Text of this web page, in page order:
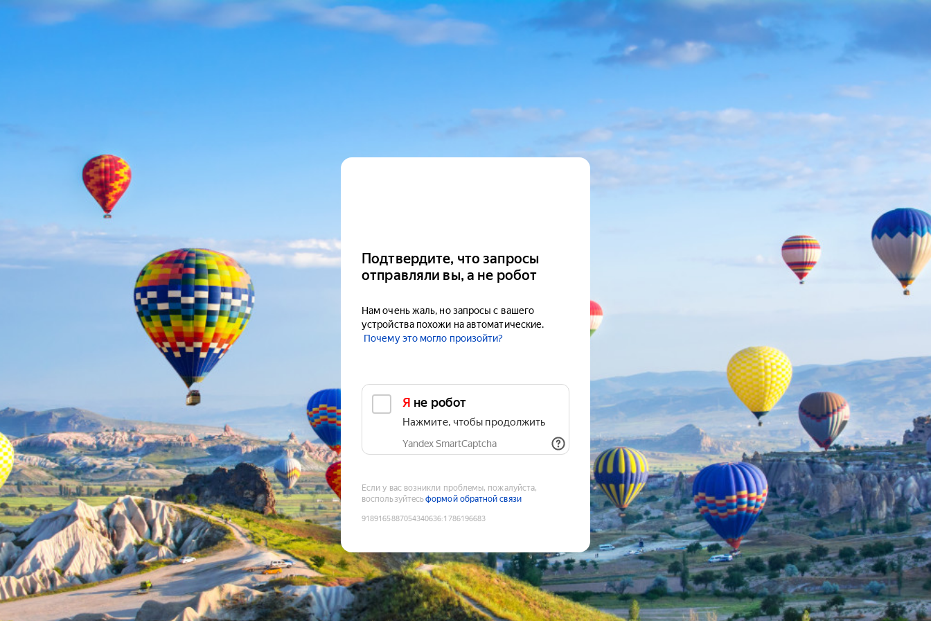
Подтвердите, что запросы
отправляли вы, а не робот
Нам очень жаль, но запросы с вашего
устройства похожи на автоматические.
Почему это могло произойти?
Я не робот
Нажмите, чтобы продолжить
Yandex SmartCaptcha
Если у вас возникли проблемы, пожалуйста,
воспользуйтесьформой обратной связи
9189165887054340636:1786196683